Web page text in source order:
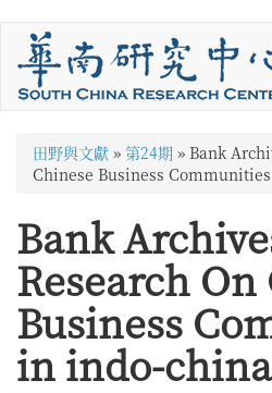
您
在
這
裡
田野與文獻 » 第24期 » Bank
Chinese Business
Bank
Research
Business
in indo-china